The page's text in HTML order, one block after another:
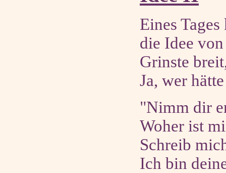
Eines
die Idee
Grinste
Ja, wer
"Nimm dir
Woher ist
Schreib
Ich bin